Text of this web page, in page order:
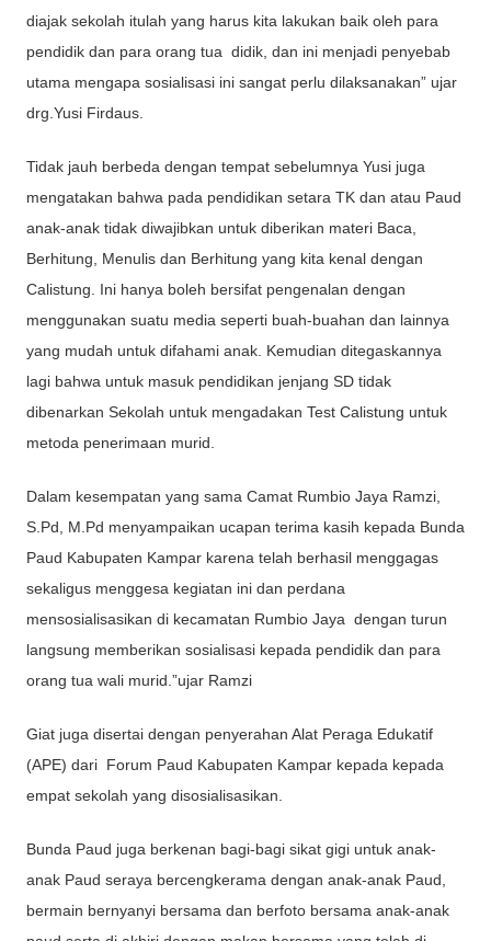
diajak sekolah itulah yang harus kita lakukan baik oleh para
pendidik dan para orang tua didik, dan ini menjadi penyebab
utama mengapa sosialisasi ini sangat perlu dilaksanakan” ujar
drg.Yusi Firdaus.
Tidak jauh berbeda dengan tempat sebelumnya Yusi juga
mengatakan bahwa pada pendidikan setara TK dan atau Paud
anak-anak tidak diwajibkan untuk diberikan materi Baca,
Berhitung, Menulis dan Berhitung yang kita kenal dengan
Calistung. Ini hanya boleh bersifat pengenalan dengan
menggunakan suatu media seperti buah-buahan dan lainnya
yang mudah untuk difahami anak. Kemudian ditegaskannya
lagi bahwa untuk masuk pendidikan jenjang SD tidak
dibenarkan Sekolah untuk mengadakan Test Calistung untuk
metoda penerimaan murid.
Dalam kesempatan yang sama Camat Rumbio Jaya Ramzi,
S.Pd, M.Pd menyampaikan ucapan terima kasih kepada Bunda
Paud Kabupaten Kampar karena telah berhasil menggagas
sekaligus menggesa kegiatan ini dan perdana
mensosialisasikan di kecamatan Rumbio Jaya dengan turun
langsung memberikan sosialisasi kepada pendidik dan para
orang tua wali murid.”ujar Ramzi
Giat juga disertai dengan penyerahan Alat Peraga Edukatif
(APE) dari Forum Paud Kabupaten Kampar kepada kepada
empat sekolah yang disosialisasikan.
Bunda Paud juga berkenan bagi-bagi sikat gigi untuk anak-
anak Paud seraya bercengkerama dengan anak-anak Paud,
bermain bernyanyi bersama dan berfoto bersama anak-anak